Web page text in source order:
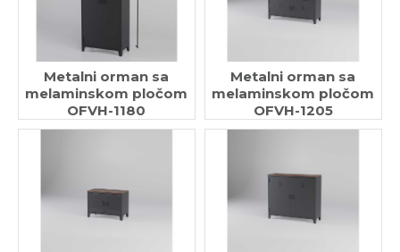
Metalni orman sa
melaminskom pločom
OFVH-1180
Metalni orman sa
melaminskom pločom
OFVH-1205